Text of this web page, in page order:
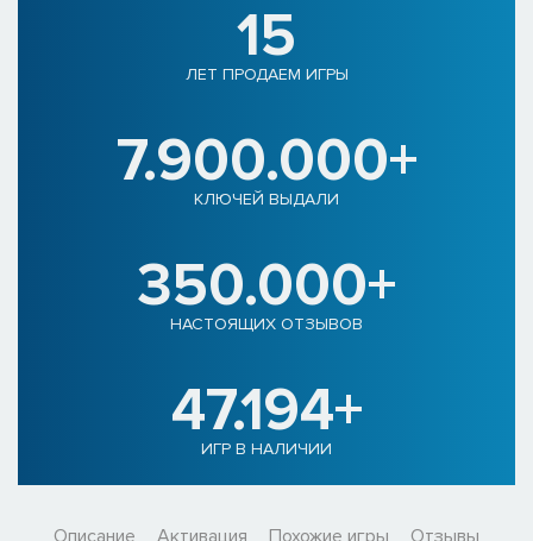
15
ЛЕТ ПРОДАЕМ ИГРЫ
7.900.000+
КЛЮЧЕЙ ВЫДАЛИ
350.000+
НАСТОЯЩИХ ОТЗЫВОВ
47.194+
ИГР В НАЛИЧИИ